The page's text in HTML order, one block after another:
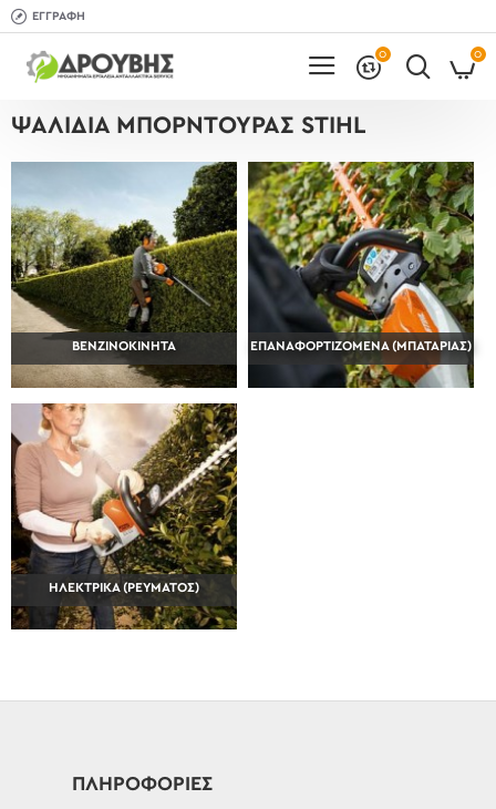
ΕΓΓΡΑΦΉ
0 0
ΨΑΛΊΔΙΑ ΜΠΟΡΝΤΟΎΡΑΣ STIHL
ΒΕΝΖΙΝΟΚΊΝΗΤΑ ΕΠΑΝΑΦΟΡΤΙΖΌΜΕΝΑ (ΜΠΑΤΑΡΊΑΣ)
ΗΛΕΚΤΡΙΚΆ (ΡΕΎΜΑΤΟΣ)
ΠΛΗΡΟΦΟΡΊΕΣ